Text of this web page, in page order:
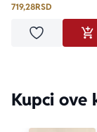
719,28RSD
Dodaj u
Kupci ove